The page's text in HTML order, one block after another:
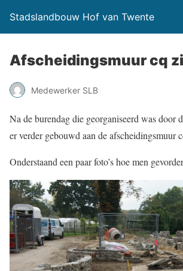
Stadslandbouw Hof van Twente
Afscheidingsmuur cq
Medewerker SLB
Na de burendag die georganiseerd was door
er verder gebouwd aan de afscheidingsmuur
Onderstaand een paar foto’s hoe men